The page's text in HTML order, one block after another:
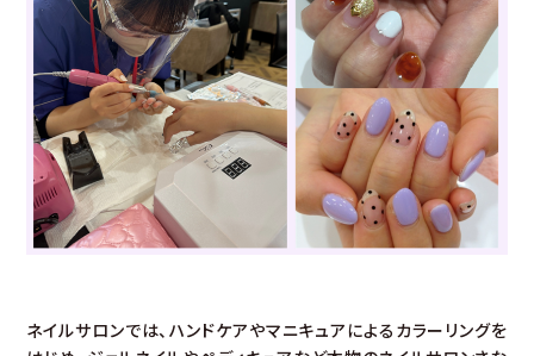
ネイルサロンでは、ハンドケアやマニキュアによるカラーリングを